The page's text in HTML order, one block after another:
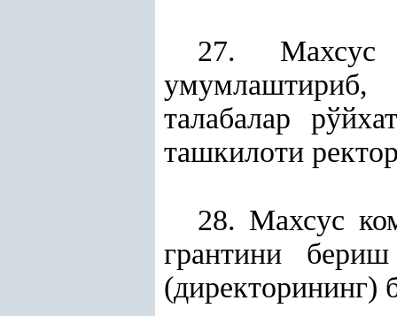
27. Махсус
талабалар
ташкилоти
28. Махсус
грантини
(директорининг)